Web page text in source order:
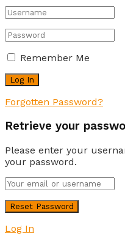
Remember Me
Forgotten Password?
Retrieve your
Please enter your
your password.
Log In